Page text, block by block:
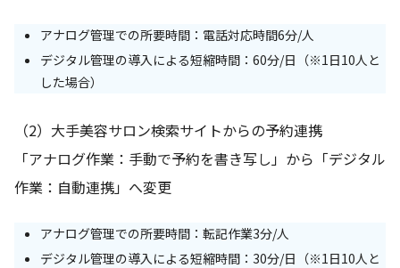
アナログ管理での所要時間：電話対応時間6分/人
デジタル管理の導入による短縮時間：60分/日（※1日10人と
した場合）
（2）大手美容サロン検索サイトからの予約連携
「アナログ作業：手動で予約を書き写し」から「デジタル
作業：自動連携」へ変更
アナログ管理での所要時間：転記作業3分/人
デジタル管理の導入による短縮時間：30分/日（※1日10人と